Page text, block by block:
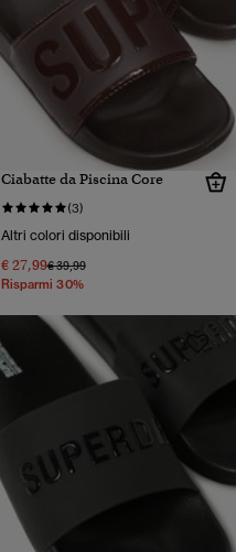
Ciabatte da Piscina Core
(3)
Altri colori disponibili
€ 27,99Prezzo ridotto da
€ 39,99a
Risparmi 30%